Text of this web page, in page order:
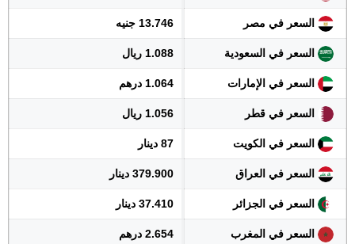
السعر في مصر 13.746 جنيه
السعر في السعودية 1.088 ريال
السعر في الإمارات 1.064 درهم
السعر في قطر 1.056 ريال
السعر في الكويت 87 دينار
السعر في العراق 379.900 دينار
السعر في الجزائر 37.410 دينار
السعر في المغرب 2.654 درهم